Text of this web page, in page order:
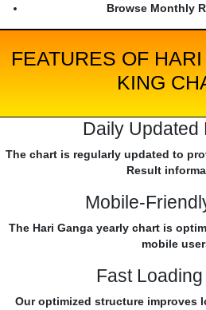
Browse Monthly
FEATURES OF
KING
Daily Updated
The chart is regularly updated to
Result
Mobile-
The Hari Ganga yearly chart is
mobile
Fast
Our optimized structure improves